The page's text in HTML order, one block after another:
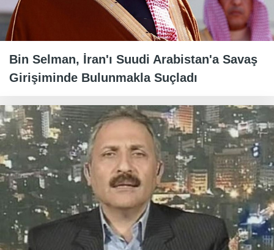
Bin Selman, İran'ı Suudi Arabistan'a Savaş
Girişiminde Bulunmakla Suçladı